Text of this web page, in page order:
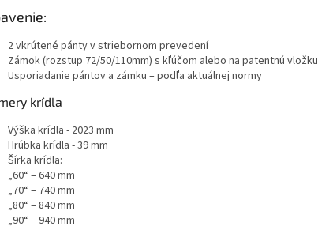
2 vkrútené pánty v striebornom prevedení
Zámok (rozstup 72/50/110mm) s kľúčom alebo na patentnú vložku
Usporiadanie pántov a zámku – podľa aktuálnej normy
krídla
Výška krídla - 2023 mm
Hrúbka krídla - 39 mm
Šírka krídla:
„60“ – 640 mm
„70“ – 740 mm
„80“ – 840 mm
„90“ – 940 mm